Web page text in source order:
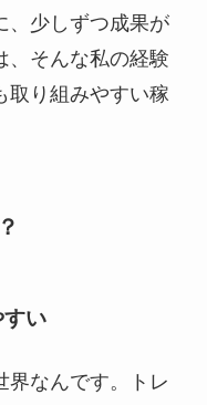
、少しずつ成果が
、そんな私の経験
取り組みやすい稼
い
界なんです。トレ